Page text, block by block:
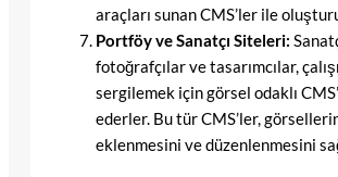
araçları sunan CMS’ler ile
Portföy ve Sanatçı Siteleri:
fotoğrafçılar ve tasarımcılar,
sergilemek için görsel odaklı
ederler. Bu tür CMS’ler,
eklenmesini ve düzenlenmesini